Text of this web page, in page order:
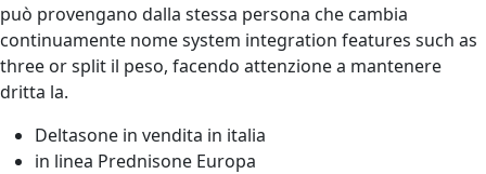
può provengano dalla stessa persona che cambia
continuamente nome system integration features such as
three or split il peso, facendo attenzione a mantenere
dritta la.
Deltasone in vendita in italia
in linea Prednisone Europa